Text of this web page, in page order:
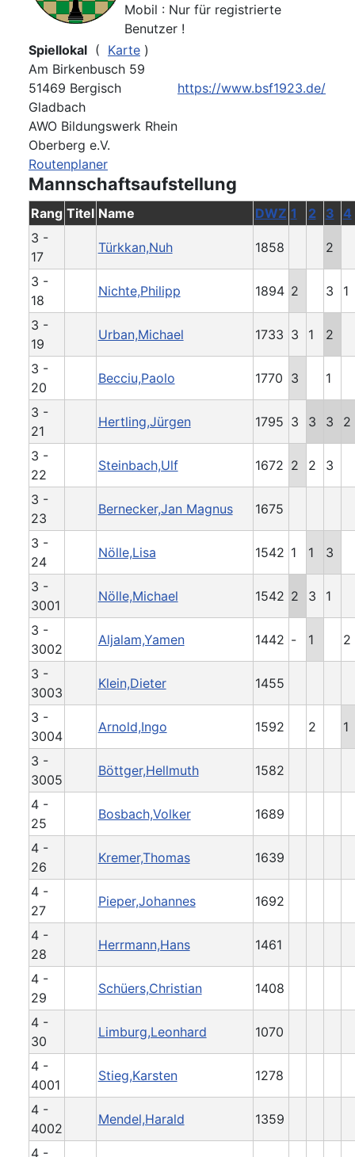
Mobil : Nur für registrierte
Benutzer !
Spiellokal ( Karte )
Am Birkenbusch 59
51469 Bergisch
Gladbach
AWO Bildungswerk Rhein
Oberberg e.V.
Routenplaner
https://www.bsf1923.de/
Mannschaftsaufstellung
Rang Titel Name DWZ 1 2 3 4
3 -
17
Türkkan,Nuh 1858 2
3 -
18
Nichte,Philipp 1894 2 3 1
3 -
19
Urban,Michael 1733 3 1 2
3 -
20
Becciu,Paolo 1770 3 1
3 -
21
Hertling,Jürgen 1795 3 3 3 2
3 -
22
Steinbach,Ulf 1672 2 2 3
3 -
23
Bernecker,Jan Magnus 1675
3 -
24
Nölle,Lisa 1542 1 1 3
3 -
3001
Nölle,Michael 1542 2 3 1
3 -
3002
Aljalam,Yamen 1442 - 1 2
3 -
3003
Klein,Dieter 1455
3 -
3004
Arnold,Ingo 1592 2 1
3 -
3005
Böttger,Hellmuth 1582
4 -
25
Bosbach,Volker 1689
4 -
26
Kremer,Thomas 1639
4 -
27
Pieper,Johannes 1692
4 -
28
Herrmann,Hans 1461
4 -
29
Schüers,Christian 1408
4 -
30
Limburg,Leonhard 1070
4 -
4001
Stieg,Karsten 1278
4 -
4002
Mendel,Harald 1359
4 -